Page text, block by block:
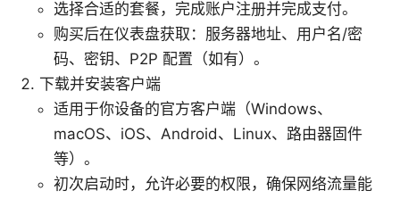
选择合适的套餐，完成账户注册并完成支付。
购买后在仪表盘获取：服务器地址、用户名/密
码、密钥、P2P 配置（如有）。
下载并安装客户端
适用于你设备的官方客户端（Windows、
macOS、iOS、Android、Linux、路由器固件
等）。
初次启动时，允许必要的权限，确保网络流量能